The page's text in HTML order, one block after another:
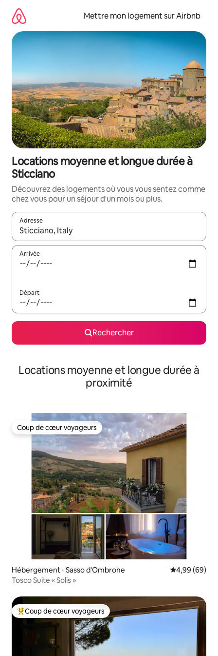
directement
contenu
Mettre mon logement sur Airbnb
Locations moyenne et longue durée à
Sticciano
Découvrez des logements où vous vous sentez comme
chez vous pour un séjour d'un mois ou plus.
Adresse
Lorsque les résultats s'affichent, utilisez les flèches vers le
Arrivée
Départ
Rechercher
Locations moyenne et longue durée à
proximité
Coup de cœur voyageurs
Coup de cœur voyageurs
Hébergement ⋅ Sasso d'Ombrone Évaluation
4,99 (69)
Tosco Suite « Solis »
Coups de cœur voyageurs les plus appréciés
Coup de cœur voyageurs